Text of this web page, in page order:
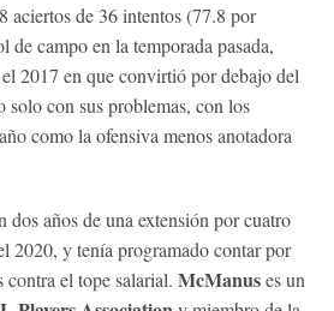
aciertos de 36 intentos (77.8 por
de campo en la temporada pasada,
2017 en que convirtió por debajo del
solo con sus problemas, con los
como la ofensiva menos anotadora
dos años de una extensión por cuatro
2020, y tenía programado contar por
el tope salarial. McManuses un